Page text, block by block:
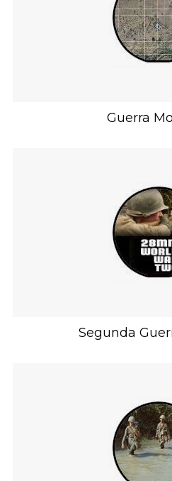
Guerra
Segunda